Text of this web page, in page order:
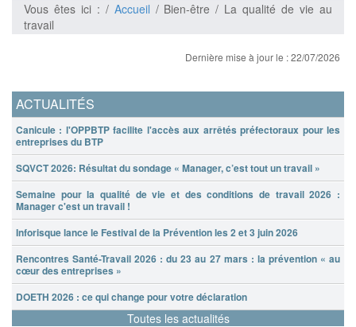
Vous êtes ici : / Accueil / Bien-être / La qualité de vie au
travail
Dernière mise à jour le : 22/07/2026
ACTUALITÉS
Canicule : l'OPPBTP facilite l'accès aux arrêtés préfectoraux pour les
entreprises du BTP
SQVCT 2026: Résultat du sondage « Manager, c’est tout un travail »
Semaine pour la qualité de vie et des conditions de travail 2026 :
Manager c'est un travail !
Inforisque lance le Festival de la Prévention les 2 et 3 juin 2026
Rencontres Santé-Travail 2026 : du 23 au 27 mars : la prévention « au
cœur des entreprises »
DOETH 2026 : ce qui change pour votre déclaration
Toutes les actualités